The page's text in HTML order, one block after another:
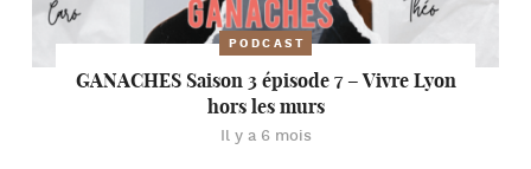
PODCAST
GANACHES Saison 3 épisode 7 – Vivre Lyon
hors les murs
Il y a 6 mois